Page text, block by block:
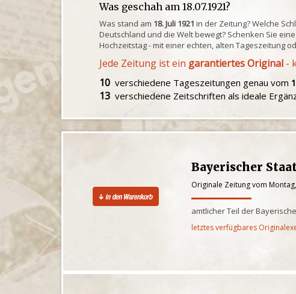
Was geschah am 18.07.1921?
Was stand am 18. Juli 1921 in der Zeitung? Welche
Deutschland und die Welt bewegt? Schenken Sie
Hochzeitstag - mit einer echten, alten Tageszeitung
Jede Zeitung ist ein garantiertes Original -
10 verschiedene Tageszeitungen genau vom
13 verschiedene Zeitschriften als ideale
Bayerischer
Originale Zeitung vom
amtlicher Teil der
letztes verfügbares